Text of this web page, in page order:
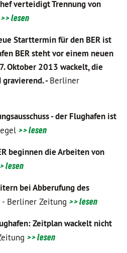
verteidigt Trennung von
>> lesen
Starttermin für den BER ist
BER steht vor einem neuen
Oktober 2013 wackelt, die
gravierend. -Berliner
- der Flughafen ist
>> lesen
beginnen die Arbeiten von
lesen
bei Abberufung des
- Berliner Zeitung >> lesen
Zeitplan wackelt nicht
>> lesen